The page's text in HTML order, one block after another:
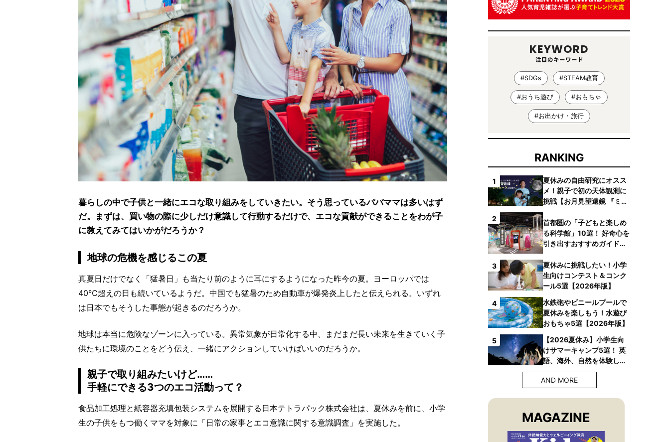
暮らしの中で子供と一緒にエコな取り組みをしていきたい。そう思っているパパママは多いはず
だ。まずは、買い物の際に少しだけ意識して行動するだけで、エコな貢献ができることをわが子
に教えてみてはいかがだろうか？
地球の危機を感じるこの夏
真夏日だけでなく「猛暑日」も当たり前のように耳にするようになった昨今の夏。ヨーロッパでは
40℃超えの日も続いているようだ。中国でも猛暑のため自動車が爆発炎上したと伝えられる。いずれ
は日本でもそうした事態が起きるのだろうか。
地球は本当に危険なゾーンに入っている。異常気象が日常化する中、まだまだ長い未来を生きていく子
供たちに環境のことをどう伝え、一緒にアクションしていけばいいのだろうか。
親子で取り組みたいけど……
手軽にできる3つのエコ活動って？
食品加工処理と紙容器充填包装システムを展開する日本テトラパック株式会社は、夏休みを前に、小学
生の子供をもつ働くママを対象に「日常の家事とエコ意識に関する意識調査」を実施した。
KEYWORD
注目のキーワード
#SDGs #STEAM教育
#おうち遊び #おもちゃ
#お出かけ・旅行
RANKING
1
夏休みの自由研究にオスス
メ！親子で初の天体観測に
挑戦【お月見望遠鏡 『ミル
2
首都圏の「子どもと楽しめ
る科学館」10選！ 好奇心を
引き出すおすすめガイドブ
3
夏休みに挑戦したい！小学
生向けコンテスト＆コンク
ール5選【2026年版】
4
水鉄砲やビニールプールで
夏休みを楽しもう！水遊び
おもちゃ5選【2026年版】
5
【2026夏休み】小学生向
けサマーキャンプ5選！ 英
語、海外、自然を体験しよ
う！
AND MORE
MAGAZINE